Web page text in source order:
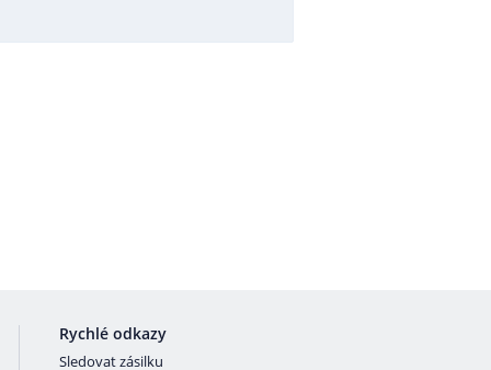
Rychlé odkazy
Sledovat zásilku